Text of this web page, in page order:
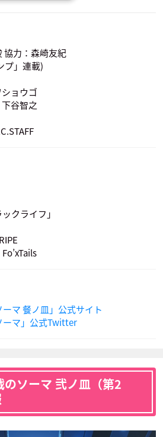
協力：森崎友紀
プ」連載)
ョウゴ
谷智之
クライフ」
マ 餐ノ皿」公式サイト
ーマ」公式Twitter
のソーマ 弐ノ皿（第2